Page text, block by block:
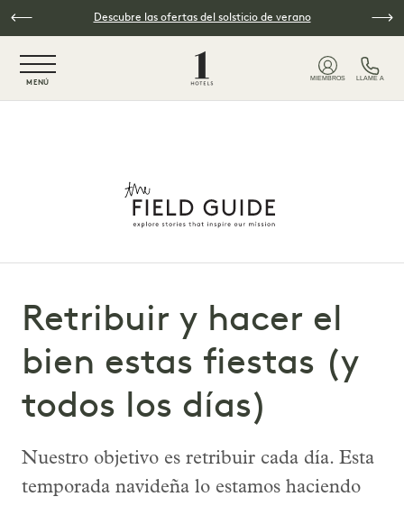
Ir al contenido principalDescubre las ofertas del solsticio de verano
MENÚ
MIEMBROS LLAME A
Retribuir y hacer el
bien estas fiestas (y
todos los días)
Nuestro objetivo es retribuir cada día. Esta
temporada navideña lo estamos haciendo